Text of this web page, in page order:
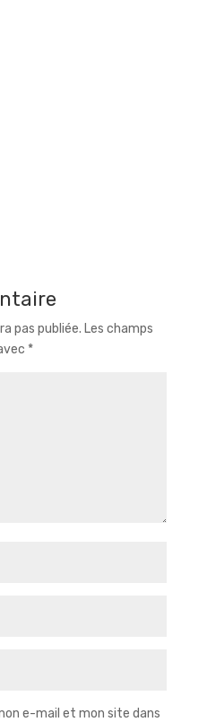
pas publiée. Les champs
*
e-mail et mon site dans